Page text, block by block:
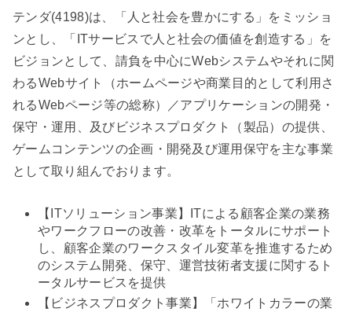
テンダ(4198)は、「人と社会を豊かにする」をミッショ
ンとし、「ITサービスで人と社会の価値を創造する」を
ビジョンとして、請負を中心にWebシステムやそれに関
わるWebサイト（ホームページや商業目的として利用さ
れるWebページ等の総称）／アプリケーションの開発・
保守・運用、及びビジネスプロダクト（製品）の提供、
ゲームコンテンツの企画・開発及び運用保守を主な事業
として取り組んでおります。
【ITソリューション事業】ITによる顧客企業の業務
やワークフローの改善・改革をトータルにサポート
し、顧客企業のワークスタイル変革を推進するため
のシステム開発、保守、運営技術者支援に関するト
ータルサービスを提供
【ビジネスプロダクト事業】「ホワイトカラーの業